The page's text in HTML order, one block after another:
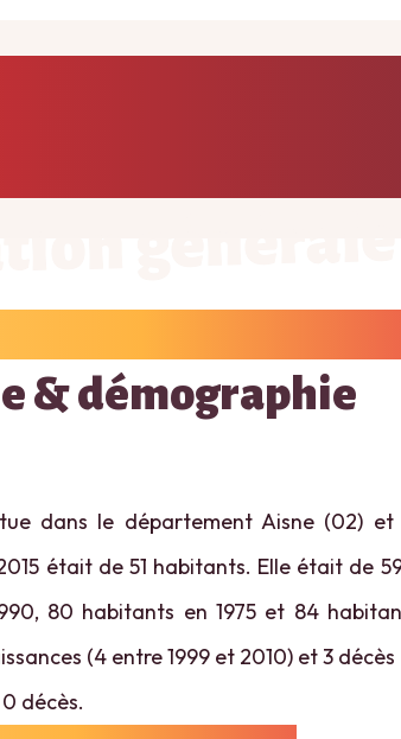
& démographie
dans le département Aisne (02) et
était de 51 habitants. Elle était de
80 habitants en 1975 et 84
(4 entre 1999 et 2010) et 3
décès.